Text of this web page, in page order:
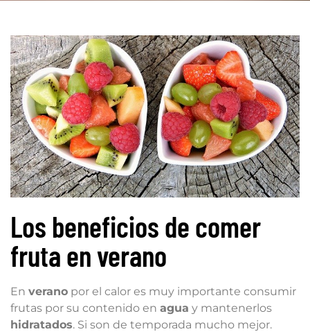
Los beneficios de comer
fruta en verano
En verano por el calor es muy importante consumir
frutas por su contenido en agua y mantenerlos
hidratados. Si son de temporada mucho mejor.